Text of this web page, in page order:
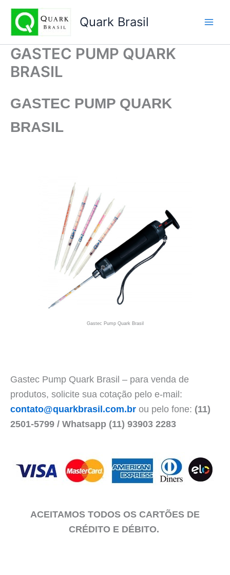
conteúdo
Quark Brasil
GASTEC PUMP QUARK
BRASIL
GASTEC PUMP QUARK
BRASIL
Gastec Pump Quark Brasil
Gastec Pump Quark Brasil – para venda de
produtos, solicite sua cotação pelo e-mail:
contato@quarkbrasil.com.br ou pelo fone: (11)
2501-5799 / Whatsapp (11) 93903 2283
ACEITAMOS TODOS OS CARTÕES DE
CRÉDITO E DÉBITO.